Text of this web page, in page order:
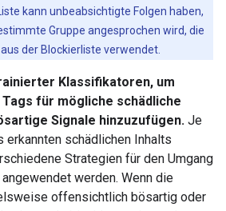
kann unbeabsichtigte Folgen haben,
Gruppe angesprochen wird, die
der Blockierliste verwendet.
Klassifikatoren, um
für mögliche schädliche
Signale hinzuzufügen. Je
erkannten schädlichen Inhalts
Strategien für den Umgang
werden. Wenn die
offensichtlich bösartig oder